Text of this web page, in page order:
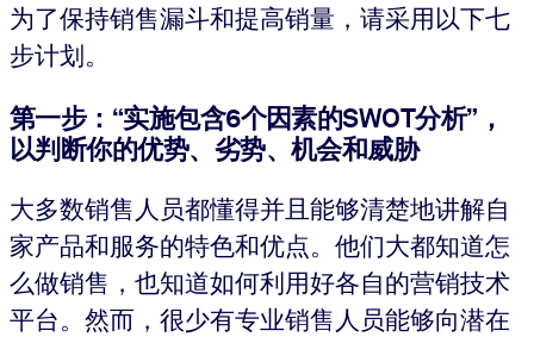
为了保持销售漏斗和提高销量，请采用以下七
步计划。
第一步：“实施包含6个因素的SWOT分析”，
以判断你的优势、劣势、机会和威胁
大多数销售人员都懂得并且能够清楚地讲解自
家产品和服务的特色和优点。他们大都知道怎
么做销售，也知道如何利用好各自的营销技术
平台。然而，很少有专业销售人员能够向潜在